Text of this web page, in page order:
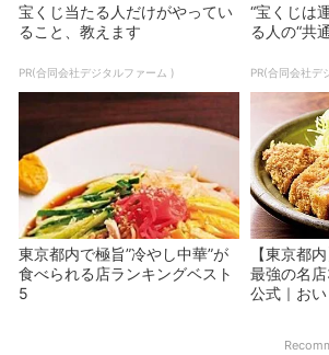
宝くじ当たる人だけがやってい
ること、教えます
PR(合同会社デジタルファーム )
“宝くじは
る人の“共
PR(合同会社デ
東京都内で極旨”冷やし中華”が
食べられる店ランキングベスト
5
【東京都
最強の名
公式｜お